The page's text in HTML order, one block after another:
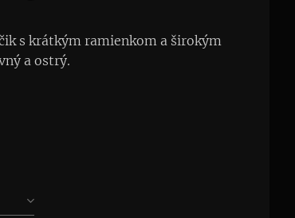
s krátkým ramienkom a širokým
a ostrý.